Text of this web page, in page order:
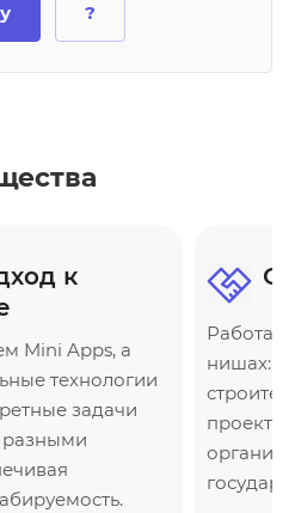
?
к
Mini Apps, а
технологии
задачи
разными
нишах:
проекты